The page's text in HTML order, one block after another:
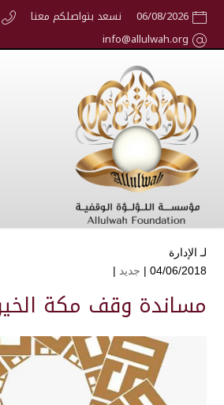
06/08/2026 نسعد بتواصلكم معنا
info@allulwah.org
لـ الإدارة
04/06/2018 |
جديد |
مساندة وقف مكة